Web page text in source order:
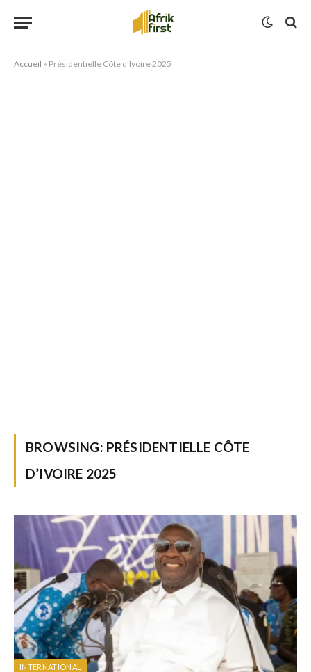
Accueil » Présidentielle Côte d’Ivoire 2025
BROWSING: PRÉSIDENTIELLE CÔTE
D’IVOIRE 2025
INTERNATIONAL